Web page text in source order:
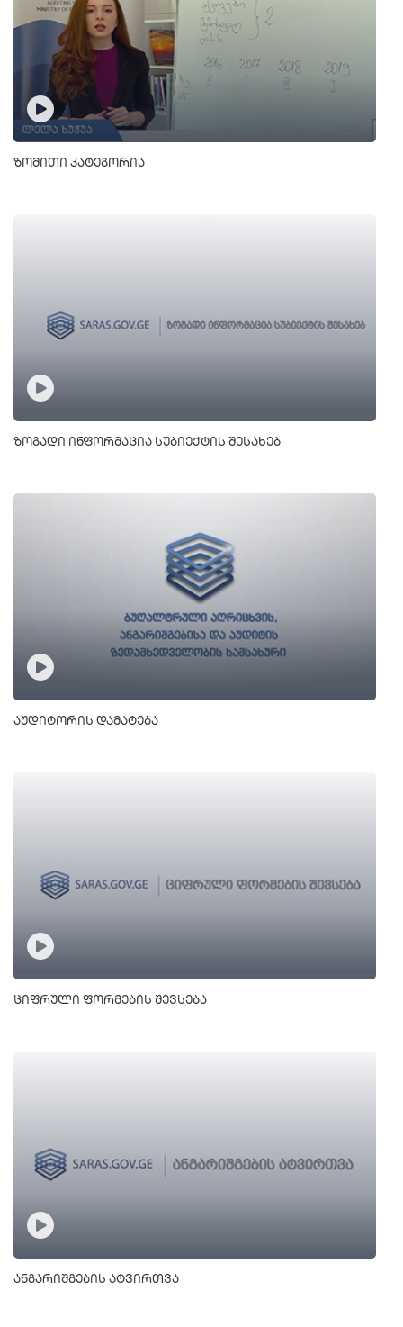
ზომითი კატეგორია
ზოგადი ინფორმაცია სუბიექტის შესახებ
აუდიტორის დამატება
ციფრული ფორმების შევსება
ანგარიშგების ატვირთვა